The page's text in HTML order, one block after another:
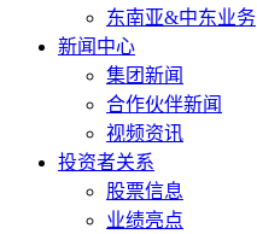
东南亚&中东业务
新闻中心
集团新闻
合作伙伴新闻
视频资讯
投资者关系
股票信息
业绩亮点